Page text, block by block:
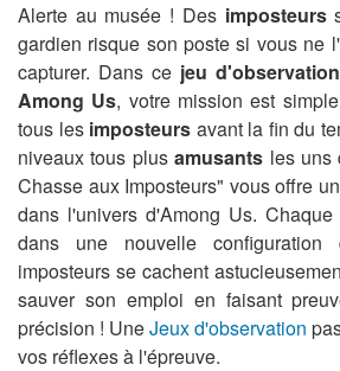
Alerte au musée ! Des imposteurs
gardien risque son poste si vous ne
capturer. Dans ce jeu d'observation
Among Us, votre mission est
tous les imposteurs avant la fin du
niveaux tous plusamusants les uns
Chasse aux Imposteurs" vous offre
dans l'univers d'Among Us.
dans une nouvelle
imposteurs se cachent
sauver son emploi en faisant
précision ! UneJeux d'observation
vos réflexes à l'épreuve.